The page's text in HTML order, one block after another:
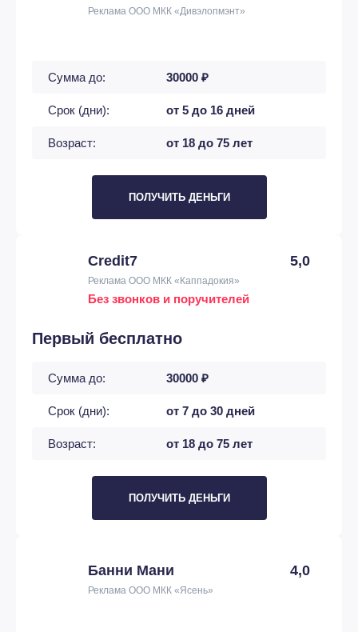
Реклама ООО МКК «Дивэлопмэнт»
Сумма до: 30000 ₽
Срок (дни): от 5 до 16 дней
Возраст: от 18 до 75 лет
ПОЛУЧИТЬ ДЕНЬГИ
Credit7 5,0
Реклама ООО МКК «Каппадокия»
Без звонков и поручителей
Первый бесплатно
Сумма до: 30000 ₽
Срок (дни): от 7 до 30 дней
Возраст: от 18 до 75 лет
ПОЛУЧИТЬ ДЕНЬГИ
Банни Мани 4,0
Реклама ООО МКК «Ясень»